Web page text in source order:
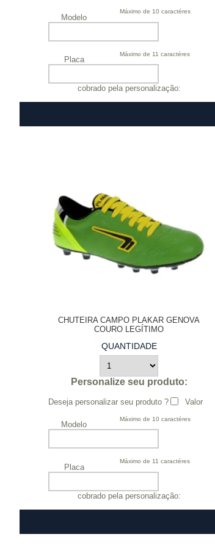
Modelo
Máximo de 10 caractéres
Placa
Máximo de 11 caractéres
cobrado pela personalização:
CHUTEIRA CAMPO PLAKAR GENOVA
COURO LEGÍTIMO
QUANTIDADE
Personalize seu produto:
Deseja personalizar seu produto ?
Modelo
Máximo de 10 caractéres
Placa
Máximo de 11 caractéres
Valor
cobrado pela personalização: